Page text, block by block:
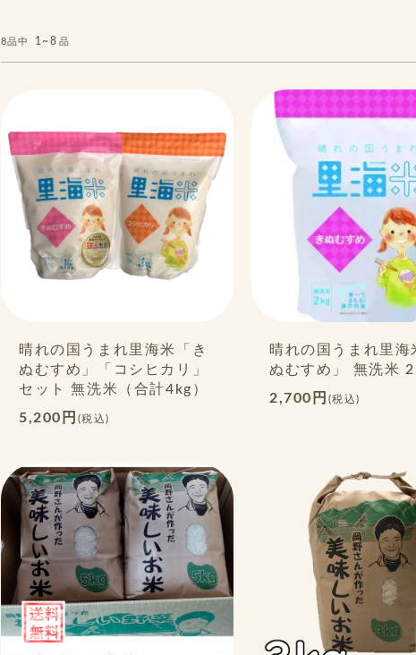
8品中 1~8 品
晴れの国うまれ里海米「き
ぬむすめ」「コシヒカリ」
セット 無洗米（合計4kg）
5,200円 (税込)
晴れの国うまれ里海
ぬむすめ」 無洗米
2,700円 (税込)